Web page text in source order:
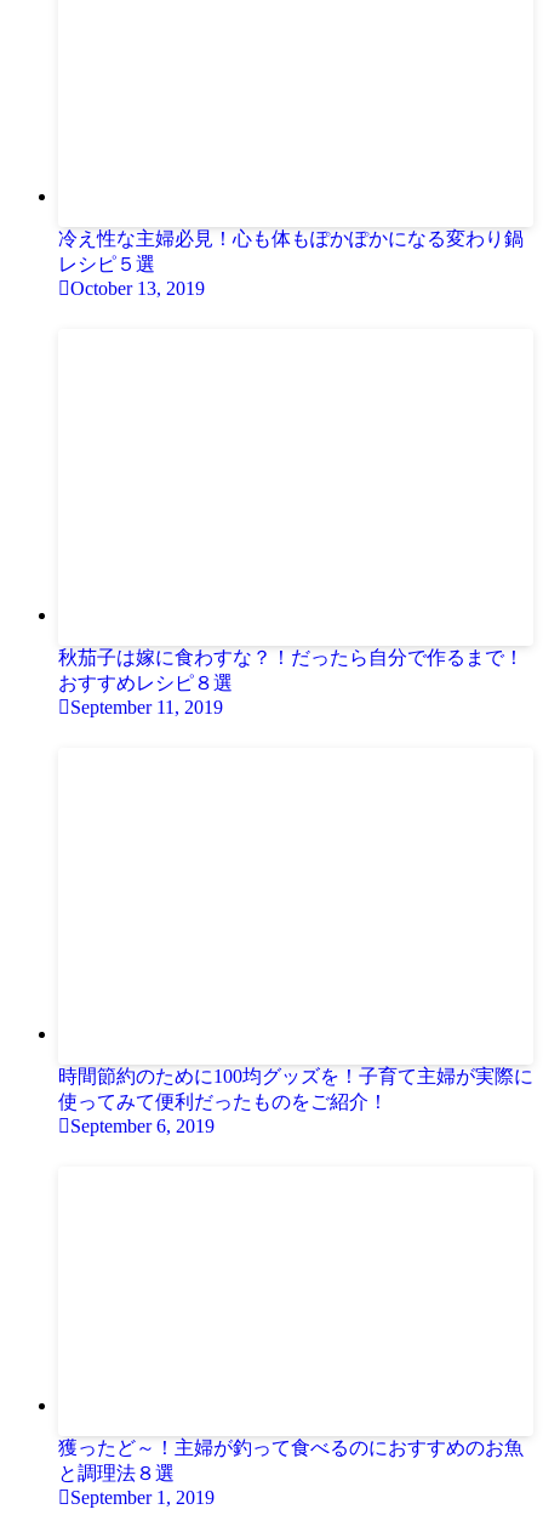
冷え性な主婦必見！心も体もぽかぽかになる変わり鍋
レシピ５選
October 13, 2019
秋茄子は嫁に食わすな？！だったら自分で作るまで！
おすすめレシピ８選
September 11, 2019
時間節約のために100均グッズを！子育て主婦が実際に
使ってみて便利だったものをご紹介！
September 6, 2019
獲ったど～！主婦が釣って食べるのにおすすめのお魚
と調理法８選
September 1, 2019